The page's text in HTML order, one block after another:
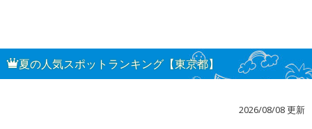
夏の人気スポットランキング【東京都】
2026/08/08 更新